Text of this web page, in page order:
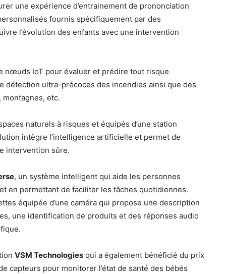
une expérience d’entrainement de prononciation
fournis spécifiquement par des
l’évolution des enfants avec une intervention
nœuds IoT pour évaluer et prédire tout risque
détection ultra-précoces des incendies ainsi que des
etc.
naturels à risques et équipés d’une station
intègre l’intelligence artificielle et permet de
intervention sûre.
, un système intelligent qui aide les personnes
en permettant de faciliter les tâches quotidiennes.
équipée d’une caméra qui propose une description
une identification de produits et des réponses audio
VSM Technologies qui a également bénéficié du prix
capteurs pour monitorer l’état de santé des bébés